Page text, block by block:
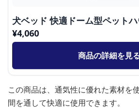
犬ベッド 快適ドーム型ペット
¥4,060
商品の詳細を見
この商品は、通気性に優れた素材を
間を通して快適に使用できます。